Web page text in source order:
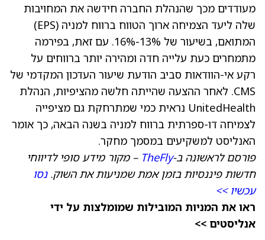
מעודדים מכך שהנהלת החברה חידשה את המחויבות
שלה ליעד הצמיחה ארוך הטווח ברווח למניה (EPS)
המתואם, בשיעור של 13%-16%. עם זאת, בפירמה
מתמחרים כעת עלייה חדה ומהירה יותר ברווחים על
רקע אי-הוודאות סביב הודעת שיעור העדכון המקדמי של
CMS. לאחר ההצעה שהייתה חלשה מהציפיות, הנהלת
UnitedHealth נראית כמי שמתרחקת גם מציפייה
לצמיחה דו-ספרתית ברווח למניה בשנה הבאה, כך אומר
האנליסט למשקיעים במסמך מחקר.
פורסם לראשונה ב-TheFly – מקור מידע סופי לדיווחי
חדשות פיננסיות בזמן אמת שמניעות את השוק.נסו
עכשיו >>
ראו את המניות המובילות שמומלצות על ידי
אנליסטים >>